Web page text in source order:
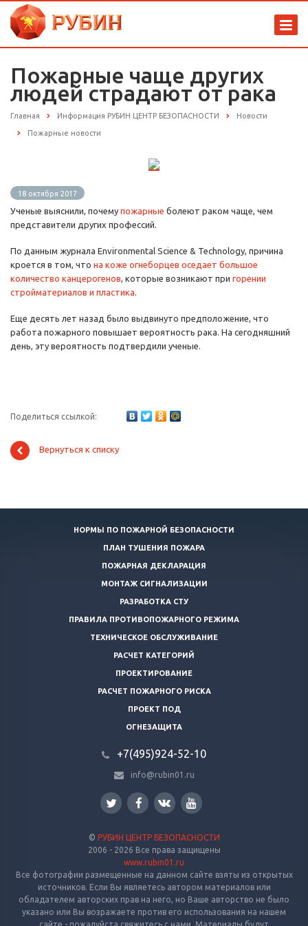
Пожарные чаще других
людей страдают от рака
Главная Информация РУБИН ЦЕНТР БЕЗОПАСНОСТИ Новости
Пожарные новости
18 октября 2017
Ученые выяснили, почему пожарные болеют раком чаще, чем
представители других профессий.
По данным журнала Environmental Science & Technology, причина
кроется в том, что на коже огнеборцев оседает большое
количество канцерогенов, которые возникают при горении
стройматериалов и пластика.
Еще десять лет назад было выдвинуто предположение, что
работа пожарного повышает вероятность рака. На сегодняшний
день, эту вероятность подтвердили ученые.
Поделиться ссылкой:
Вернуться к списку
НОРМЫ ПО ПОЖАРНОЙ БЕЗОПАСНОСТИ
ПЛАН ТУШЕНИЯ ПОЖАРА
ПОЖАРНАЯ ДЕКЛАРАЦИЯ
МОНТАЖ СИГНАЛИЗАЦИИ
РАЗРАБОТКА СТУ
ПРАВИЛА ПРОТИВОПОЖАРНОГО РЕЖИМА
ТЕХНИЧЕСКОЕ ОБСЛУЖИВАНИЕ
РАСЧЕТ КАТЕГОРИЙ
ПРОЕКТИРОВАНИЕ
РАСЧЕТ ПОЖАРНОГО РИСКА
ПРОЕКТ ПОД
ОГНЕЗАЩИТА
+7(495)924-52-10
info@rubin01.ru
© РУБИН ЦЕНТР БЕЗОПАСНОСТИ
2006 - 2026 Все права защищены
www.rubin01.ru
Все фотографии размещенные на данном сайте взяты из открытых
источников. Если Вы являетесь автором материалов или
обладателем авторских прав на него, но Ваше авторство не было
указано или Вы возражаете против его использования на нашем
сайте - пожалуйста свяжитесь с нами. Материалы будут